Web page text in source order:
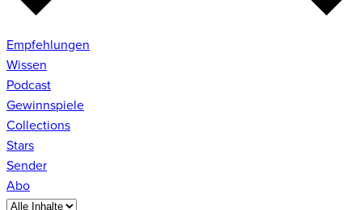
Empfehlungen
Wissen
Podcast
Gewinnspiele
Collections
Stars
Sender
Abo